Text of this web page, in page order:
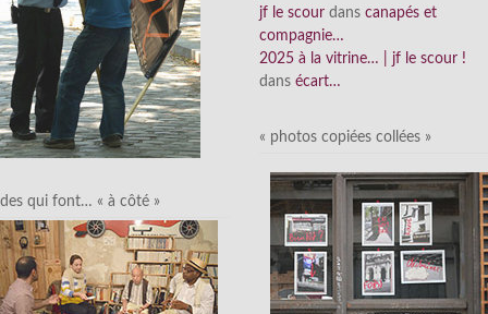
des qui font… « à côté »
jf le scour dans canapés et
compagnie…
2025 à la vitrine… | jf le scour !
dans écart…
« photos copiées collées »